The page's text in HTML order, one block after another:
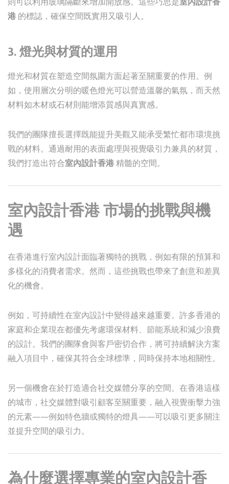
港 的標誌，確保空間既實用又吸引人。
3.燈光與材質的運用
燈光和材質在塑造空間氛圍方面起著至關重要的作用。例
如，使用層次分明的暖色燈光可以營造溫馨的氣氛，而天然
材料如木材或石材則能增添質感與真實感。
我們的團隊擅長選擇既能提升美觀又能承受繁忙都市環境挑
戰的材料。通過耐用的表面處理與視覺吸引力兼具的材質，
我們打造出符合室內設計香港精髓的空間。
室內設計香港市場的挑戰與機
遇
在香港進行室內設計面臨著獨特的挑戰，例如有限的預算和
多樣化的消費者需求。然而，這些挑戰也帶來了創意和差異
化的機會。
例如，可持續性在室內設計中變得越來越重要。許多香港的
家庭和企業現在都優先考慮環保材料、節能系統和減少浪費
的設計。我們的團隊會與客戶密切合作，將可持續解決方案
融入項目中，確保其符合全球標準，同時保持本地相關性。
另一個機會在於打造適合社交媒體分享的空間。在香港這樣
的城市，社交媒體對吸引顧客至關重要，融入視覺衝擊力強
的元素——例如特色牆或獨特的燈具——可以吸引更多關注
並提升空間的吸引力。
為什麼選擇專業的室內設計香